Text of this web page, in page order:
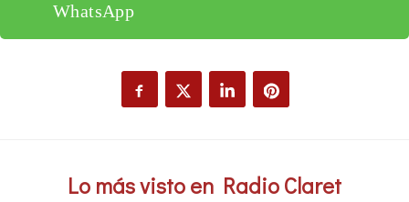
WhatsApp
Lo más visto en Radio Claret